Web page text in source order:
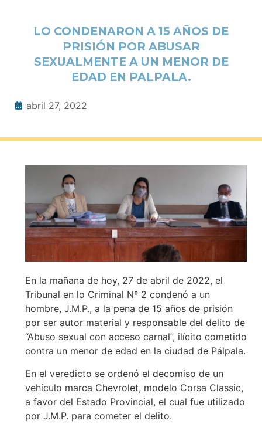
LO CONDENARON A 15 AÑOS DE
PRISIÓN POR ABUSAR
SEXUALMENTE A UN MENOR DE
EDAD EN PALPALA.
abril 27, 2022
En la mañana de hoy, 27 de abril de 2022, el
Tribunal en lo Criminal Nº 2 condenó a un
hombre, J.M.P., a la pena de 15 años de prisión
por ser autor material y responsable del delito de
“Abuso sexual con acceso carnal”, ilícito cometido
contra un menor de edad en la ciudad de Pálpala.
En el veredicto se ordenó el decomiso de un
vehículo marca Chevrolet, modelo Corsa Classic,
a favor del Estado Provincial, el cual fue utilizado
por J.M.P. para cometer el delito.